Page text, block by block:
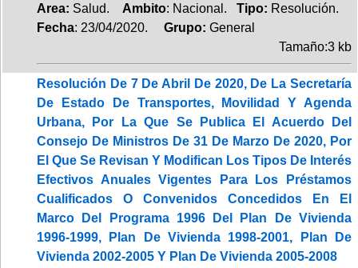
Area: Salud. Ambito: Nacional. Tipo: Resolución.
Fecha: 23/04/2020. Grupo: General
Tamaño:3 kb
Resolución De 7 De Abril De 2020, De La Secretaría
De Estado De Transportes, Movilidad Y Agenda
Urbana, Por La Que Se Publica El Acuerdo Del
Consejo De Ministros De 31 De Marzo De 2020, Por
El Que Se Revisan Y Modifican Los Tipos De Interés
Efectivos Anuales Vigentes Para Los Préstamos
Cualificados O Convenidos Concedidos En El
Marco Del Programa 1996 Del Plan De Vivienda
1996-1999, Plan De Vivienda 1998-2001, Plan De
Vivienda 2002-2005 Y Plan De Vivienda 2005-2008